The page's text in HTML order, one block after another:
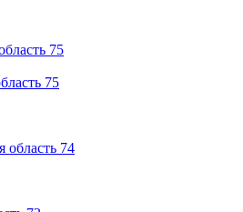
75
75
область 74